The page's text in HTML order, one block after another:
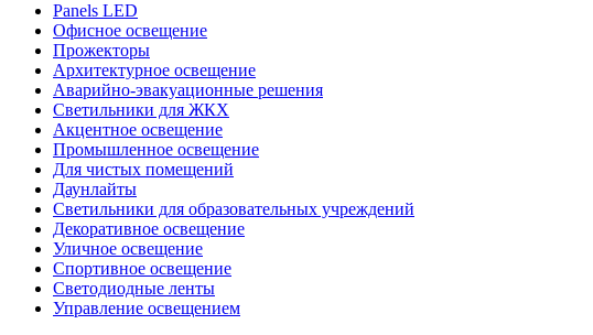
Panels LED
Офисное освещение
Прожекторы
Архитектурное освещение
Аварийно-эвакуационные решения
Светильники для ЖКХ
Акцентное освещение
Промышленное освещение
Для чистых помещений
Даунлайты
Светильники для образовательных учреждений
Декоративное освещение
Уличное освещение
Спортивное освещение
Светодиодные ленты
Управление освещением